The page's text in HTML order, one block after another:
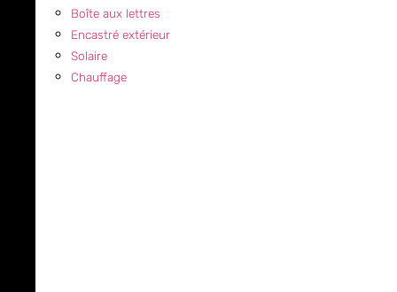
Boîte aux lettres
Encastré extérieur
Solaire
Chauffage